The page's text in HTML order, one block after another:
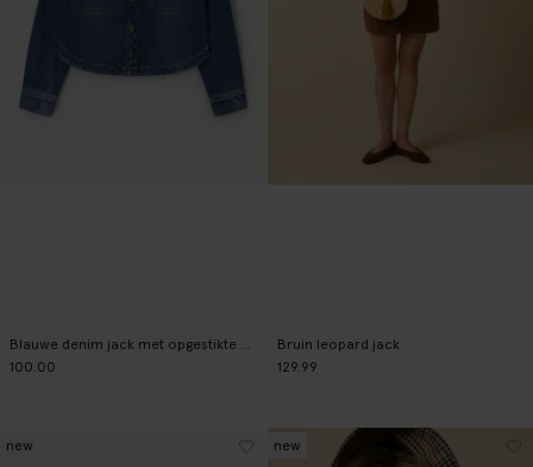
100.00
Bruin leopard jack
129.99
new new